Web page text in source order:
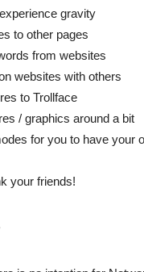
gravity
to other pages
from websites
websites with others
to Trollface
/ graphics around a bit
for you to have your
your friends!